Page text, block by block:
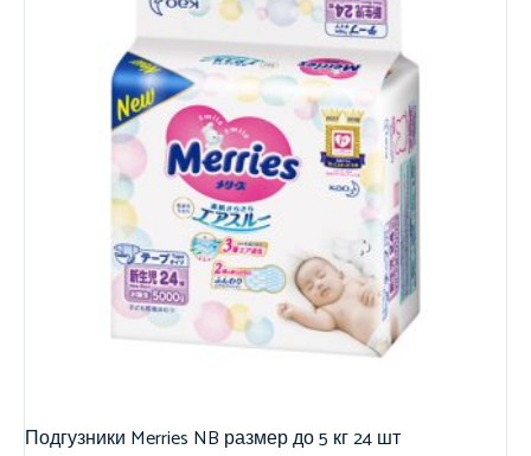
Подгузники Merries NB размер до 5 кг 24 шт